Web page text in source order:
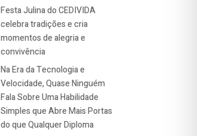
Festa Julina do CEDIVIDA
celebra tradições e cria
momentos de alegria e
convivência
Na Era da Tecnologia e
Velocidade, Quase Ninguém
Fala Sobre Uma Habilidade
Simples que Abre Mais Portas
do que Qualquer Diploma